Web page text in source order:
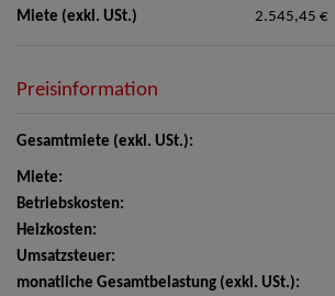
Miete (exkl. USt.) 2.545,45 €
Preisinformation
Gesamtmiete (exkl. USt.):
Miete:
Betriebskosten:
Heizkosten:
Umsatzsteuer:
monatliche Gesamtbelastung (exkl. USt.):